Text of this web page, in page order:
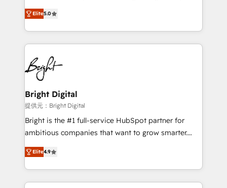
Growth-Driven Design Agency of the Year 🏆2016
Sales Enablement HubSpot Impact Award 🏆2015
HubSpot COS Performance Award 🏆2014 HubSpot
COS Design Award 🏆2013 HubSpot Marketplace
Partner 📆Founded in 1997
and nonprofits — to streamline operations, scale
revenue, and unlock the full potential of HubSpot.
With deep technical and industry expertise, we fuse
automation, integration, and AI innovation to deliver
lasting impact. We specialize in: • Turnkey and end-
to-end HubSpot implementations • Onboarding for
Sales, Service, Marketing & Content Hubs • AI voice
and chat agents, predictive automation, and smart
workflows • Salesforce + HubSpot integration •
RevOps and AI-driven sales enablement • Website
design and CMS development • ERP integration: SAP,
and CRM migration from any platform •
Client/member portals built on HubSpot • Custom
Elite5.0
Bright Digital
提供元：Bright Digital
Bright is the #1 full-service HubSpot partner for
ambitious companies that want to grow smarter.
From HubSpot onboarding, to training, from
developing a new website to lead generation and
digital marketing; we do it all (and with great
results)! In short, our services include: - HubSpot
Elite4.9